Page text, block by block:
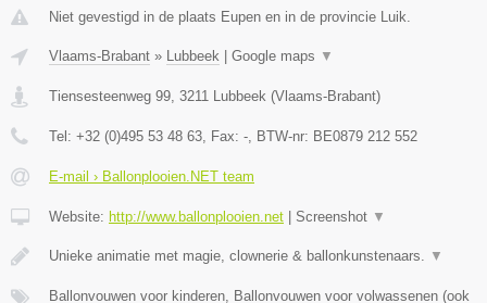
Niet gevestigd in de plaats Eupen en in de provincie Luik.
Vlaams-Brabant » Lubbeek Google maps ▼
Tiensesteenweg 99, 3211 Lubbeek (Vlaams-Brabant)
Tel: +32 (0)495 53 48 63, Fax: -, BTW-nr: BE0879 212 552
E-mail › Ballonplooien.NET team
Website: http://www.ballonplooien.net Screenshot ▼
Unieke animatie met magie, clownerie & ballonkunstenaars. ▼
Ballonvouwen voor kinderen, Ballonvouwen voor volwassenen (ook